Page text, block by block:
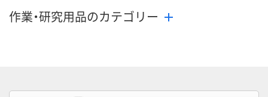
作業・研究用品のカテゴリー